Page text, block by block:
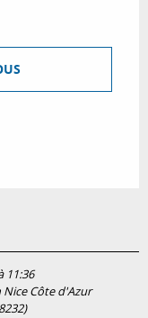
11:36
Côte d'Azur
)